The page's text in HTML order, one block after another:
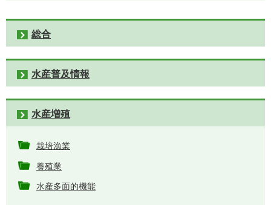
総合
水産普及情報
水産増殖
栽培漁業
養殖業
水産多面的機能